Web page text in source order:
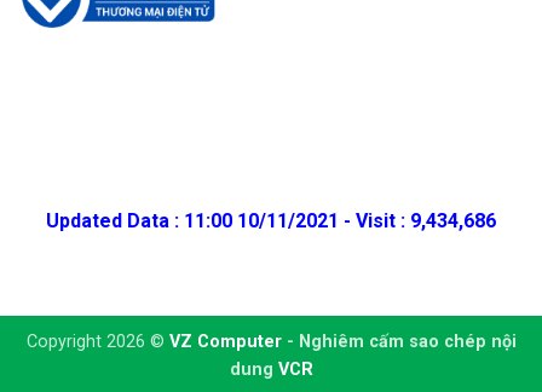
Updated Data : 11:00 10/11/2021 - Visit : 9,434,686
Copyright 2026 © VZ Computer- Nghiêm cấm sao chép nội
dung VCR